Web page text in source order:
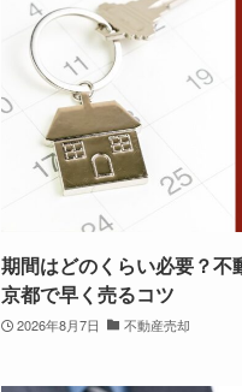
期間はどのくらい必要？不
京都で早く売るコツ
2026年8月7日 不動産売却